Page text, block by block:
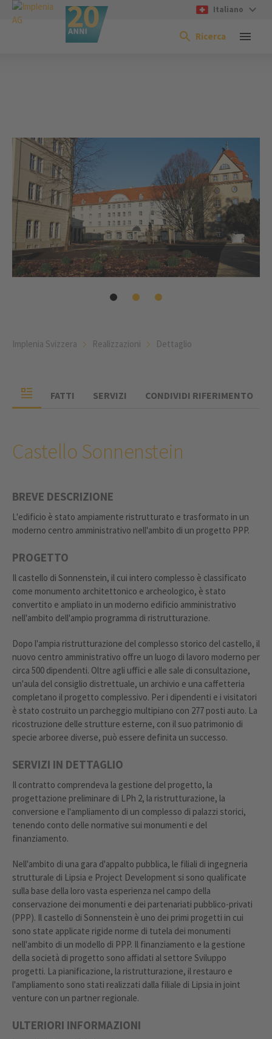
Italiano
Ricerca
Implenia Svizzera Realizzazioni Dettaglio
FATTI SERVIZI CONDIVIDI RIFERIMENTO
Castello Sonnenstein
BREVE DESCRIZIONE
L'edificio è stato ampiamente ristrutturato e trasformato in un
moderno centro amministrativo nell'ambito di un progetto PPP.
PROGETTO
Il castello di Sonnenstein, il cui intero complesso è classificato
come monumento architettonico e archeologico, è stato
convertito e ampliato in un moderno edificio amministrativo
nell'ambito dell'ampio programma di ristrutturazione.
Dopo l'ampia ristrutturazione del complesso storico del castello, il
nuovo centro amministrativo offre un luogo di lavoro moderno per
circa 500 dipendenti. Oltre agli uffici e alle sale di consultazione,
un'aula del consiglio distrettuale, un archivio e una caffetteria
completano il progetto complessivo. Per i dipendenti e i visitatori
è stato costruito un parcheggio multipiano con 277 posti auto. La
ricostruzione delle strutture esterne, con il suo patrimonio di
specie arboree diverse, può essere definita un successo.
SERVIZI IN DETTAGLIO
Il contratto comprendeva la gestione del progetto, la
progettazione preliminare di LPh 2, la ristrutturazione, la
conversione e l'ampliamento di un complesso di palazzi storici,
tenendo conto delle normative sui monumenti e del
finanziamento.
Nell'ambito di una gara d'appalto pubblica, le filiali di ingegneria
strutturale di Lipsia e Project Development si sono qualificate
sulla base della loro vasta esperienza nel campo della
conservazione dei monumenti e dei partenariati pubblico-privati
(PPP). Il castello di Sonnenstein è uno dei primi progetti in cui
sono state applicate rigide norme di tutela dei monumenti
nell'ambito di un modello di PPP. Il finanziamento e la gestione
della società di progetto sono affidati al settore Sviluppo
progetti. La pianificazione, la ristrutturazione, il restauro e
l'ampliamento sono stati realizzati dalla filiale di Lipsia in joint
venture con un partner regionale.
ULTERIORI INFORMAZIONI